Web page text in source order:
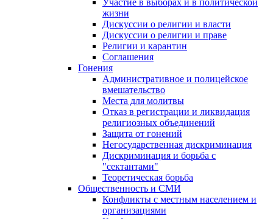
Участие в выборах и в политической
жизни
Дискуссии о религии и власти
Дискуссии о религии и праве
Религии и карантин
Соглашения
Гонения
Административное и полицейское
вмешательство
Места для молитвы
Отказ в регистрации и ликвидация
религиозных объединений
Защита от гонений
Негосударственная дискриминация
Дискриминация и борьба с
"сектантами"
Теоретическая борьба
Общественность и СМИ
Конфликты с местным населением и
организациями